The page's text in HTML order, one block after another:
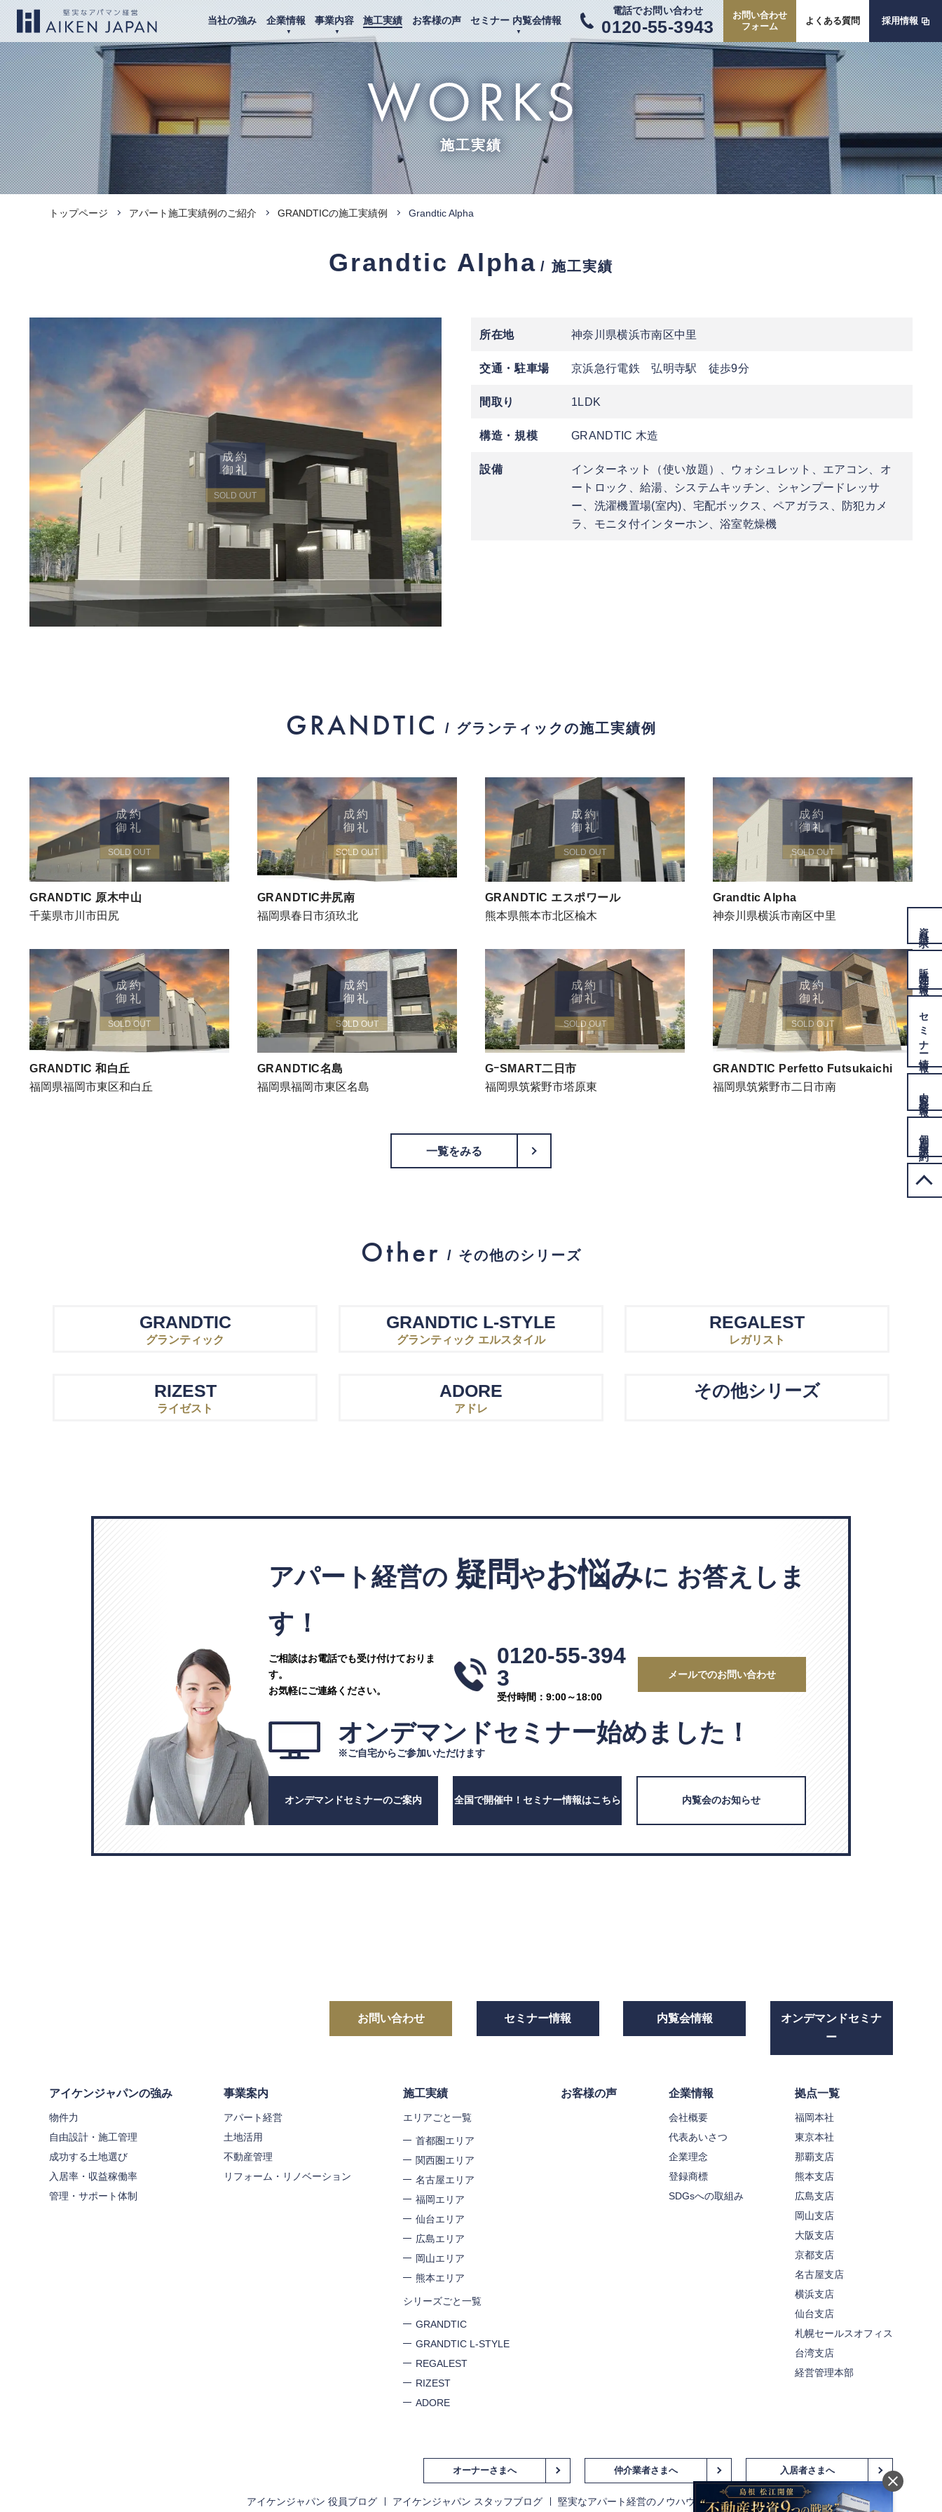
当社の強み 企業情報 事業内容 施工実績 お客様の声 セミナー 内覧会情報
電話でお問い合わせ
0120-55-3943
お問い合わせ
フォーム
よくある質問 採用情報
WORKS
施工実績
トップページ アパート施工実績例のご紹介 GRANDTICの施工実績例 Grandtic Alpha
Grandtic Alpha / 施工実績
成約
御礼
SOLD OUT
所在地 神奈川県横浜市南区中里
交通・駐車場 京浜急行電鉄 弘明寺駅 徒歩9分
間取り 1LDK
構造・規模 GRANDTIC 木造
設備
インターネット（使い放題）、ウォシュレット、エアコン、オ
ートロック、給湯、システムキッチン、シャンプードレッサ
ー、洗濯機置場(室内)、宅配ボックス、ペアガラス、防犯カメ
ラ、モニタ付インターホン、浴室乾燥機
GRANDTIC / グランティックの施工実績例
成約
御礼
SOLD OUT
GRANDTIC 原木中山
千葉県市川市田尻
成約
御礼
SOLD OUT
GRANDTIC井尻南
福岡県春日市須玖北
成約
御礼
SOLD OUT
GRANDTIC エスポワール
熊本県熊本市北区楡木
成約
御礼
SOLD OUT
Grandtic Alpha
神奈川県横浜市南区中里
成約
御礼
SOLD OUT
GRANDTIC 和白丘
福岡県福岡市東区和白丘
成約
御礼
SOLD OUT
GRANDTIC名島
福岡県福岡市東区名島
成約
御礼
SOLD OUT
GｰSMART二日市
福岡県筑紫野市塔原東
成約
御礼
SOLD OUT
GRANDTIC Perfetto Futsukaichi
福岡県筑紫野市二日市南
一覧をみる
Other / その他のシリーズ
GRANDTIC
グランティック
GRANDTIC L-STYLE
グランティック エルスタイル
REGALEST
レガリスト
RIZEST
ライゼスト
ADORE
アドレ
その他シリーズ
アパート経営の 疑問やお悩みに お答えしま
す！
ご相談はお電話でも受け付けておりま
す。
お気軽にご連絡ください。
0120-55-394
3
受付時間：9:00～18:00
メールでのお問い合わせ
オンデマンドセミナー始めました！
※ご自宅からご参加いただけます
オンデマンドセミナーのご案内 全国で開催中！セミナー情報はこちら 内覧会のお知らせ
請求
販売物件
情報
セミナー
情報
情報
個別相談
予約
閉じる
お問い合わせ セミナー情報 内覧会情報
オンデマンドセミナ
ー
アイケンジャパンの強み
物件力
自由設計・施工管理
成功する土地選び
入居率・収益稼働率
管理・サポート体制
事業案内
アパート経営
土地活用
不動産管理
リフォーム・リノベーション
施工実績
エリアごと一覧
首都圏エリア
関西圏エリア
名古屋エリア
福岡エリア
仙台エリア
広島エリア
岡山エリア
熊本エリア
シリーズごと一覧
GRANDTIC
GRANDTIC L-STYLE
REGALEST
RIZEST
ADORE
お客様の声 企業情報
会社概要
代表あいさつ
企業理念
登録商標
SDGsへの取組み
拠点一覧
福岡本社
東京本社
那覇支店
熊本支店
広島支店
岡山支店
大阪支店
京都支店
名古屋支店
横浜支店
仙台支店
札幌セールスオフィス
台湾支店
経営管理本部
オーナーさまへ 仲介業者さまへ 入居者さまへ
アイケンジャパン 役員ブログ アイケンジャパン スタッフブログ 堅実なアパート経営のノウハウ